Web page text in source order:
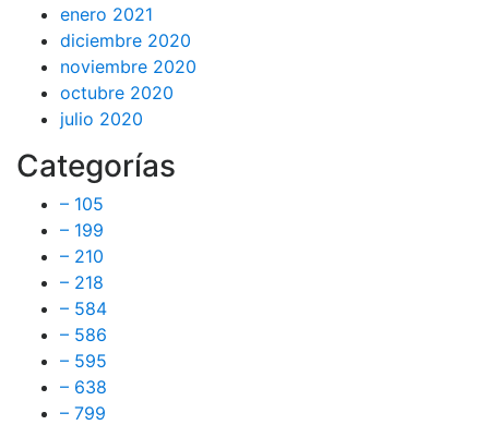
enero 2021
diciembre 2020
noviembre 2020
octubre 2020
julio 2020
Categorías
– 105
– 199
– 210
– 218
– 584
– 586
– 595
– 638
– 799